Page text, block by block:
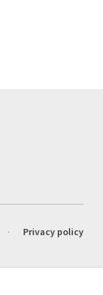
Privacy policy